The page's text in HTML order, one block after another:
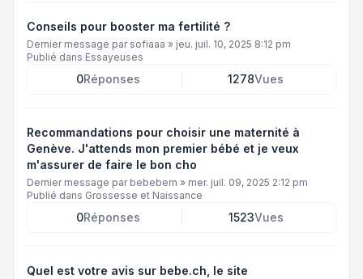
Conseils pour booster ma fertilité ?
Dernier message par sofiaaa » jeu. juil. 10, 2025 8:12 pm
Publié dans Essayeuses
0Réponses 1278Vues
Recommandations pour choisir une maternité à
Genève. J'attends mon premier bébé et je veux
m'assurer de faire le bon cho
Dernier message par bebebern » mer. juil. 09, 2025 2:12 pm
Publié dans Grossesse et Naissance
0Réponses 1523Vues
Quel est votre avis sur bebe.ch, le site